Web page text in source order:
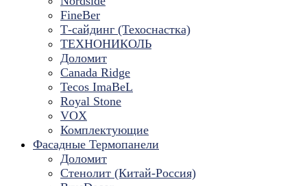
FineBer
Т-сайдинг (Техоснастка)
ТЕХНОНИКОЛЬ
Доломит
Canada Ridge
Tecos ImaBeL
Royal Stone
VOX
Комплектующие
Фасадные Термопанели
Доломит
Стенолит (Китай-Россия)